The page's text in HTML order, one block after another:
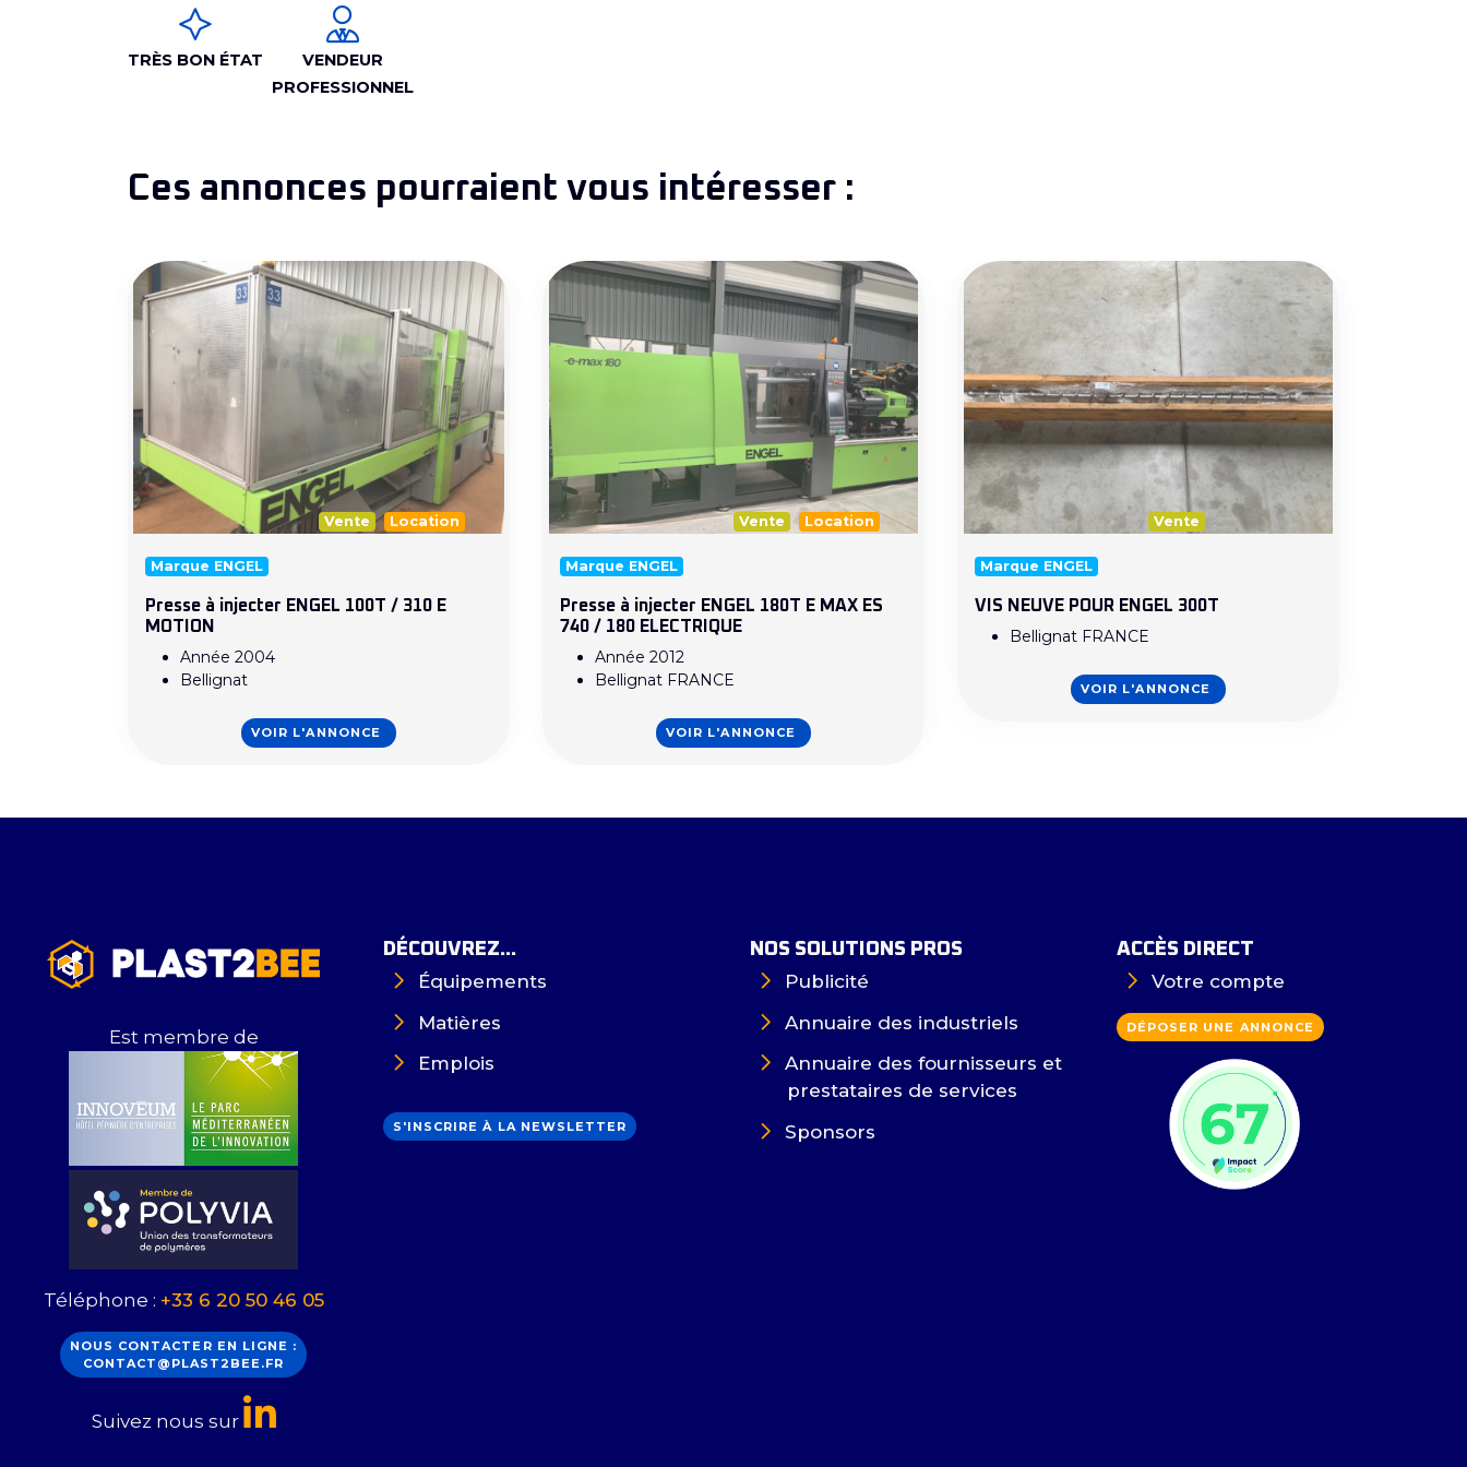
TRÈS BON ÉTAT
VENDEUR
PROFESSIONNEL
Ces annonces pourraient vous intéresser :
Vente Location
Marque ENGEL
Presse à injecter ENGEL 100T / 310 E
MOTION
Année 2004
Bellignat
VOIR L'ANNONCE
Vente Location
Marque ENGEL
Presse à injecter ENGEL 180T E MAX ES
740 / 180 ELECTRIQUE
Année 2012
Bellignat FRANCE
VOIR L'ANNONCE
Vente
Marque ENGEL
VIS NEUVE POUR ENGEL 300T
Bellignat FRANCE
VOIR L'ANNONCE
Est membre de
Téléphone : +33 6 20 50 46 05
NOUS CONTACTER EN LIGNE :
CONTACT@PLAST2BEE.FR
Suivez nous sur
DÉCOUVREZ...
Équipements
Matières
Emplois
S'INSCRIRE À LA NEWSLETTER
NOS SOLUTIONS PROS
Publicité
Annuaire des industriels
Annuaire des fournisseurs et
prestataires de services
Sponsors
ACCÈS DIRECT
Votre compte
DÉPOSER UNE ANNONCE